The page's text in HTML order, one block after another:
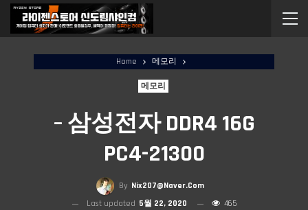
Home 메모리
메모리
– 삼성전자 DDR4 16G
PC4-21300
By Nix207@naver.com
Last updated 5월 22, 2020 465